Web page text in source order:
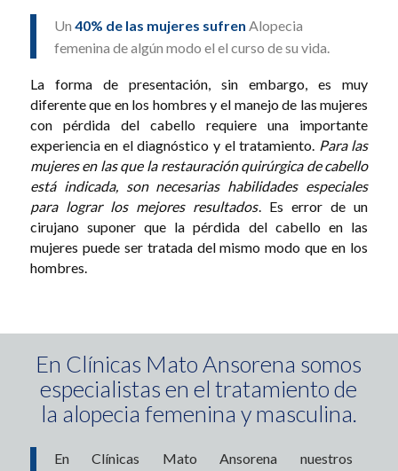
Un 40% de las mujeres sufren Alopecia
femenina de algún modo el el curso de su vida.
La forma de presentación, sin embargo, es muy
diferente que en los hombres y el manejo de las mujeres
con pérdida del cabello requiere una importante
experiencia en el diagnóstico y el tratamiento. Para las
mujeres en las que la restauración quirúrgica de cabello
está indicada, son necesarias habilidades especiales
para lograr los mejores resultados. Es error de un
cirujano suponer que la pérdida del cabello en las
mujeres puede ser tratada del mismo modo que en los
hombres.
En Clínicas Mato Ansorena somos
especialistas en el tratamiento de
la alopecia femenina y masculina.
En Clínicas Mato Ansorena nuestros